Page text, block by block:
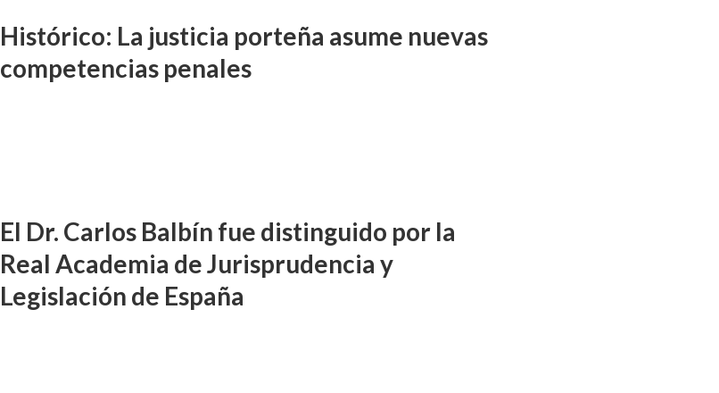
Histórico: La justicia porteña asume nuevas
competencias penales
El Dr. Carlos Balbín fue distinguido por la
Real Academia de Jurisprudencia y
Legislación de España